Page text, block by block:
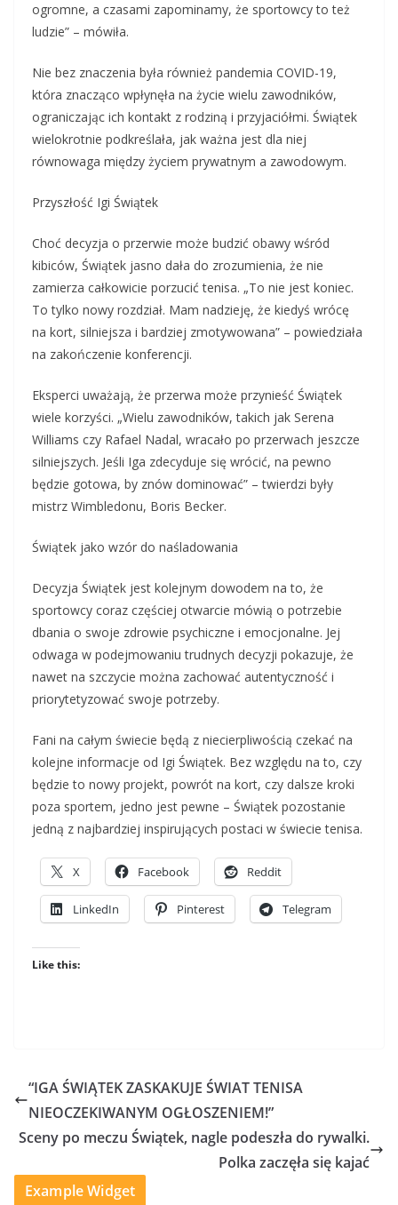
ogromne, a czasami zapominamy, że sportowcy to też
ludzie” – mówiła.
Nie bez znaczenia była również pandemia COVID-19,
która znacząco wpłynęła na życie wielu zawodników,
ograniczając ich kontakt z rodziną i przyjaciółmi. Świątek
wielokrotnie podkreślała, jak ważna jest dla niej
równowaga między życiem prywatnym a zawodowym.
Przyszłość Igi Świątek
Choć decyzja o przerwie może budzić obawy wśród
kibiców, Świątek jasno dała do zrozumienia, że nie
zamierza całkowicie porzucić tenisa. „To nie jest koniec.
To tylko nowy rozdział. Mam nadzieję, że kiedyś wrócę
na kort, silniejsza i bardziej zmotywowana” – powiedziała
na zakończenie konferencji.
Eksperci uważają, że przerwa może przynieść Świątek
wiele korzyści. „Wielu zawodników, takich jak Serena
Williams czy Rafael Nadal, wracało po przerwach jeszcze
silniejszych. Jeśli Iga zdecyduje się wrócić, na pewno
będzie gotowa, by znów dominować” – twierdzi były
mistrz Wimbledonu, Boris Becker.
Świątek jako wzór do naśladowania
Decyzja Świątek jest kolejnym dowodem na to, że
sportowcy coraz częściej otwarcie mówią o potrzebie
dbania o swoje zdrowie psychiczne i emocjonalne. Jej
odwaga w podejmowaniu trudnych decyzji pokazuje, że
nawet na szczycie można zachować autentyczność i
priorytetyzować swoje potrzeby.
Fani na całym świecie będą z niecierpliwością czekać na
kolejne informacje od Igi Świątek. Bez względu na to, czy
będzie to nowy projekt, powrót na kort, czy dalsze kroki
poza sportem, jedno jest pewne – Świątek pozostanie
jedną z najbardziej inspirujących postaci w świecie tenisa.
X Facebook Reddit
LinkedIn Pinterest Telegram
Like this:
“IGA ŚWIĄTEK ZASKAKUJE ŚWIAT TENISA
NIEOCZEKIWANYM OGŁOSZENIEM!”
Sceny po meczu Świątek, nagle podeszła do rywalki.
Polka zaczęła się kajać
Example Widget